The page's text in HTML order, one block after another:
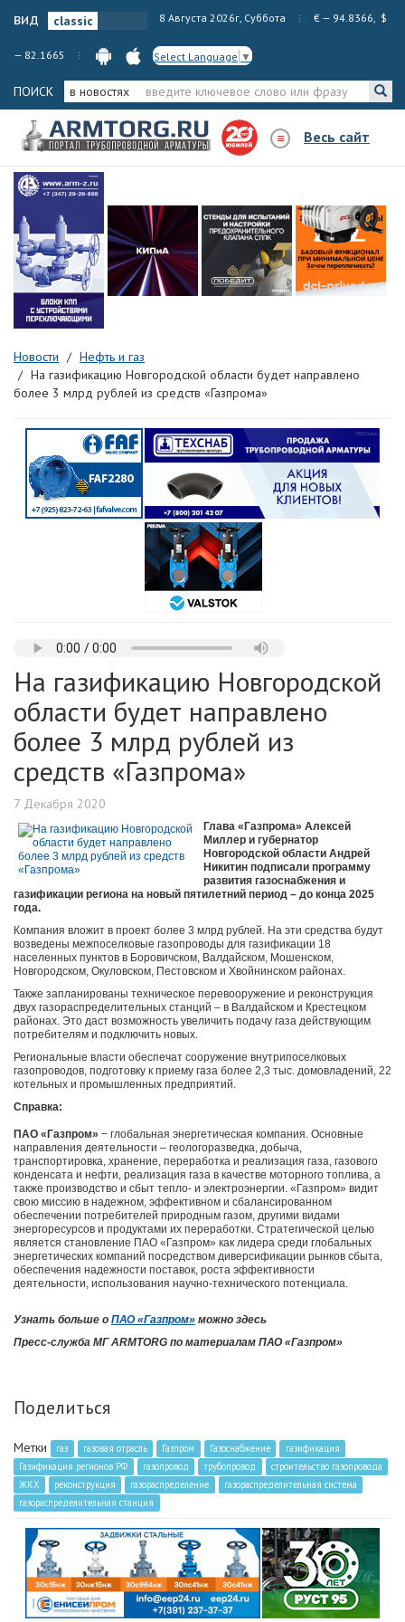
вид 8 Августа 2026г, Суббота € — 94.8366, $
— 82.1665 Select Language ▼
ПОИСК в новостях
Весь сайт
Новости
Нефть и газ
На газификацию Новгородской области будет направлено
более 3 млрд рублей из средств «Газпрома»
На газификацию Новгородской
области будет направлено
более 3 млрд рублей из
средств «Газпрома»
7 Декабря 2020
Глава «Газпрома» Алексей
Миллер и губернатор
Новгородской области Андрей
Никитин подписали программу
развития газоснабжения и
газификации региона на новый пятилетний период – до конца 2025
года.
Компания вложит в проект более 3 млрд рублей. На эти средства будут
возведены межпоселковые газопроводы для газификации 18
населенных пунктов в Боровичском, Валдайском, Мошенском,
Новгородском, Окуловском, Пестовском и Хвойнинском районах.
Также запланированы техническое перевооружение и реконструкция
двух газораспределительных станций – в Валдайском и Крестецком
районах. Это даст возможность увеличить подачу газа действующим
потребителям и подключить новых.
Региональные власти обеспечат сооружение внутрипоселковых
газопроводов, подготовку к приему газа более 2,3 тыс. домовладений, 22
котельных и промышленных предприятий.
Справка:
ПАО «Газпром» − глобальная энергетическая компания. Основные
направления деятельности ‒ геологоразведка, добыча,
транспортировка, хранение, переработка и реализация газа, газового
конденсата и нефти, реализация газа в качестве моторного топлива, а
также производство и сбыт тепло- и электроэнергии. «Газпром» видит
свою миссию в надежном, эффективном и сбалансированном
обеспечении потребителей природным газом, другими видами
энергоресурсов и продуктами их переработки. Стратегической целью
является становление ПАО «Газпром» как лидера среди глобальных
энергетических компаний посредством диверсификации рынков сбыта,
обеспечения надежности поставок, роста эффективности
деятельности, использования научно-технического потенциала.
Узнать больше о ПАО «Газпром» можно здесь
Пресс-служба МГ ARMTORG по материалам ПАО «Газпром»
Поделиться
Метки газ газовая отрасль Газпром Газоснабжение
газификация
Газификация регионов РФ
газопровод трубопровод
строительство газопровода
ЖКХ
реконструкция газораспределение
газораспределительная система
газораспределительная станция